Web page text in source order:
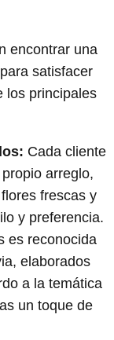
encontrar una
satisfacer
los principales
Cada cliente
arreglo,
frescas y
y preferencia.
es reconocida
elaborados
a la temática
un toque de